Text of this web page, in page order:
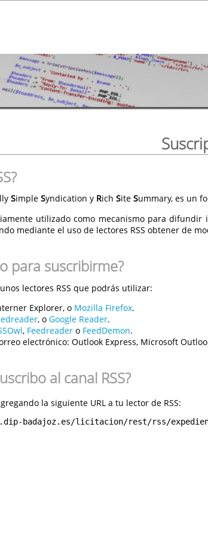
Simple Syndication y Rich Site Summary, es un
utilizado como mecanismo para
mediante el uso de lectores RSS obtener de
para suscribirme?
lectores RSS que podrás utilizar:
Explorer, o Mozilla Firefox.
, o Google Reader.
, Feedreadero FeedDemon.
electrónico: Outlook Express, Microsoft
al canal RSS?
la siguiente URL a tu lector de RSS:
badajoz.es/licitacion/rest/rss/